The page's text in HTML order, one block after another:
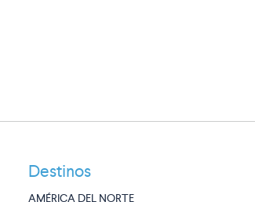
Destinos
AMÉRICA DEL NORTE